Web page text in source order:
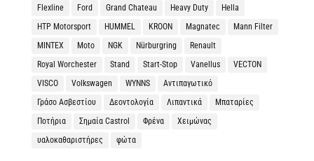
Flexline
Ford Grand Chateau Heavy Duty
Hella
HTP Motorsport
HUMMEL KROON Magnatec
Mann Filter
MINTEX
Moto NGK Nürburgring
Renault
Royal Worchester
Stand Start-Stop Vanellus
VECTON
VISCO
Volkswagen WYNNS
Αντιπαγωτικό
Γράσο Ασβεστίου
Δεοντολογία Λιπαντικά
Μπαταρίες
Ποτήρια
Σημαία Castrol Φρένα
Χειμώνας
υαλοκαθαριστήρες
φώτα